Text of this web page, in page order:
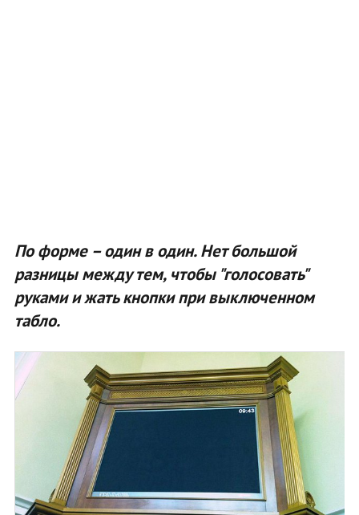
По форме – один в один. Нет большой
разницы между тем, чтобы "голосовать"
руками и жать кнопки при выключенном
табло.